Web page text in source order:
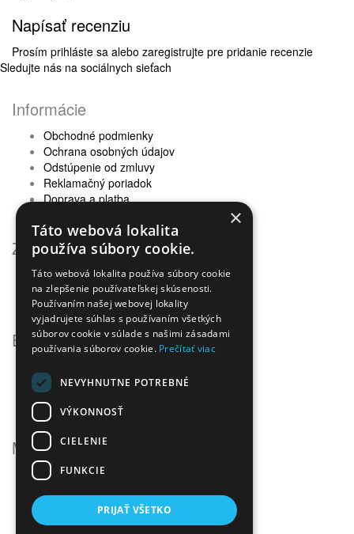
Napísať recenziu
Prosím prihláste sa alebo zaregistrujte pre pridanie recenzie
Sledujte nás na sociálnych sieťach
Informácie
Obchodné podmienky
Ochrana osobných údajov
Odstúpenie od zmluvy
Reklamačný poriadok
Doprava a platba
Newsletter - ochrana osobných údajov
Zákaznícky servis
Kontaktujte nás
Reklamácie
Mapa stránok
Extra
Darčekové poukážky
Partnerský program
Akciový tovar
Môj účet
Môj účet
Obľúbené produkty
Novinky
×
Táto webová lokalita
používa súbory cookie.
Táto webová lokalita používa súbory cookie
na zlepšenie používateľskej skúsenosti.
Používaním našej webovej lokality
vyjadrujete súhlas s používaním všetkých
súborov cookie v súlade s našimi zásadami
používania súborov cookie. Prečítať viac
NEVYHNUTNE POTREBNÉ
VÝKONNOSŤ
CIELENIE
FUNKCIE
PRIJAŤ VŠETKO